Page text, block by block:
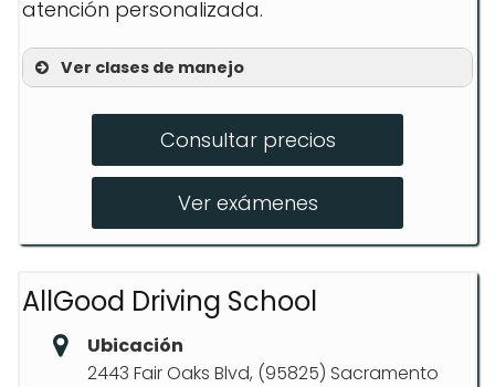
atención personalizada.
Ver clases de manejo
Clase B Licencia
Alquiler de Camiones
Consultar precios
Ver exámenes
AllGood Driving School
Ubicación
2443 Fair Oaks Blvd, (95825) Sacramento